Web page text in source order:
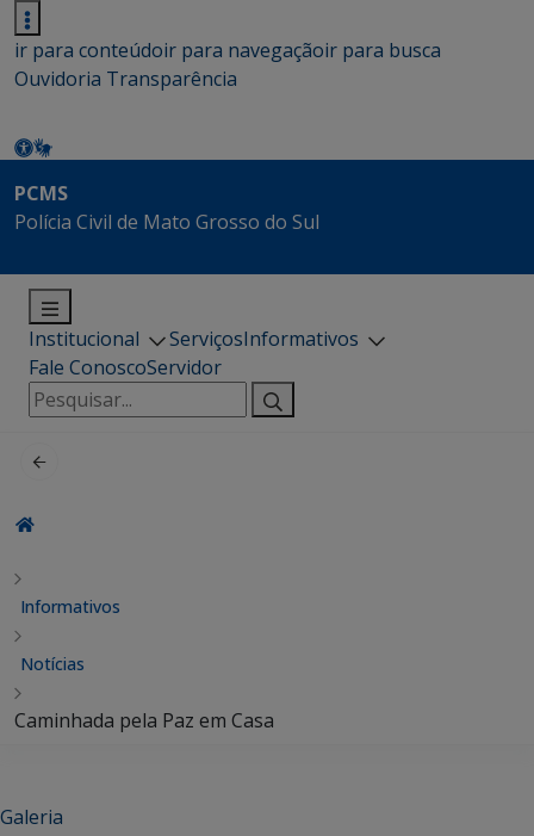
ir para conteúdoir para navegaçãoir para busca
Ouvidoria Transparência
PCMS
Polícia Civil de Mato Grosso do Sul
Institucional ServiçosInformativos
Fale ConoscoServidor
Pesquisar
por:
Informativos
Notícias
Caminhada pela Paz em Casa
Galeria